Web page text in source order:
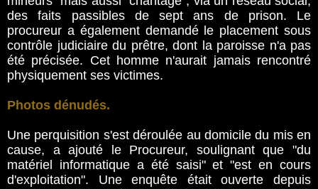
des faits passibles de sept ans de prison. Le
procureur a également demandé le placement sous
contrôle judiciaire du prêtre, dont la paroisse n'a pas
été précisée. Cet homme n'aurait jamais rencontré
physiquement ses victimes.
Photos dénudés.
Une perquisition s'est déroulée au domicile du mis en
cause, a ajouté le Procureur, soulignant que "du
matériel informatique a été saisi" et "est en cours
d'exploitation". Une enquête était ouverte depuis